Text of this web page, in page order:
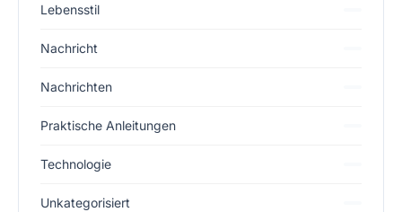
Lebensstil
Nachricht
Nachrichten
Praktische Anleitungen
Technologie
Unkategorisiert